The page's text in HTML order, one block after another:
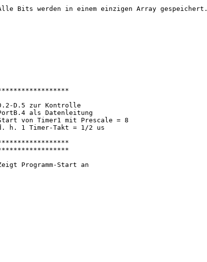
werden in einem einzigen Array gespeichert.
D.5 zur Kontrolle
als Datenleitung
von Timer1 mit Prescale = 8
h. 1 Timer-Takt = 1/2 us
Programm-Start an